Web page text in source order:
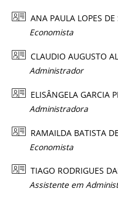
ANA PAULA LOPES
Economista
CLAUDIO AUGUSTO
Administrador
ELISÂNGELA GARCIA
Administradora
RAMAILDA BATISTA
Economista
TIAGO RODRIGUES
Assistente em